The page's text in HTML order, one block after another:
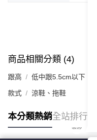
商品相關分類 (4)
跟高 低中跟5.5cm以下
款式 涼鞋、拖鞋
本分類熱銷全站排行